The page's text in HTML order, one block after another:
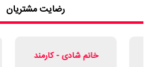
رضایت مشتریان
خانم شادی - کارمند